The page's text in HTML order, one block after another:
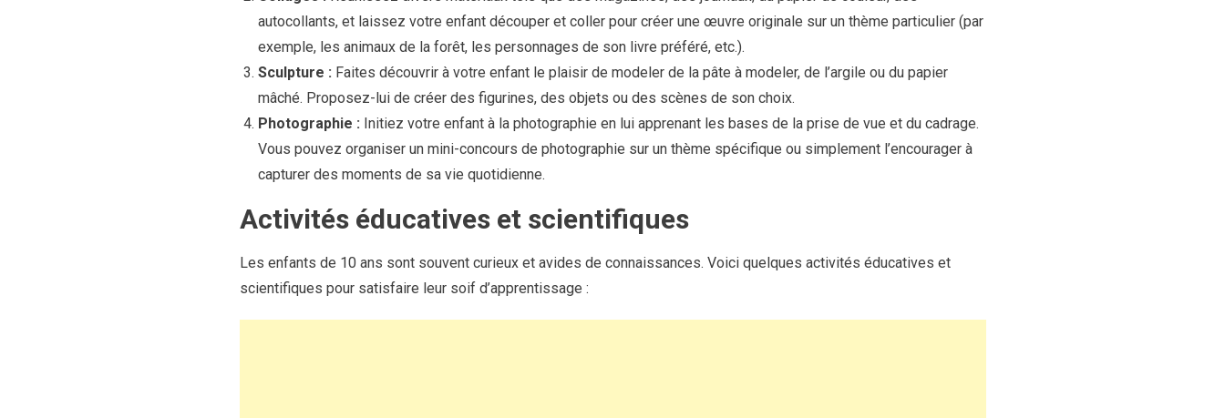
autocollants, et laissez votre enfant découper et coller pour créer une œuvre originale sur un thème particulier (par
exemple, les animaux de la forêt, les personnages de son livre préféré, etc.).
Sculpture : Faites découvrir à votre enfant le plaisir de modeler de la pâte à modeler, de l’argile ou du papier
mâché. Proposez-lui de créer des figurines, des objets ou des scènes de son choix.
Photographie : Initiez votre enfant à la photographie en lui apprenant les bases de la prise de vue et du cadrage.
Vous pouvez organiser un mini-concours de photographie sur un thème spécifique ou simplement l’encourager à
capturer des moments de sa vie quotidienne.
Activités éducatives et scientifiques
Les enfants de 10 ans sont souvent curieux et avides de connaissances. Voici quelques activités éducatives et
scientifiques pour satisfaire leur soif d’apprentissage :